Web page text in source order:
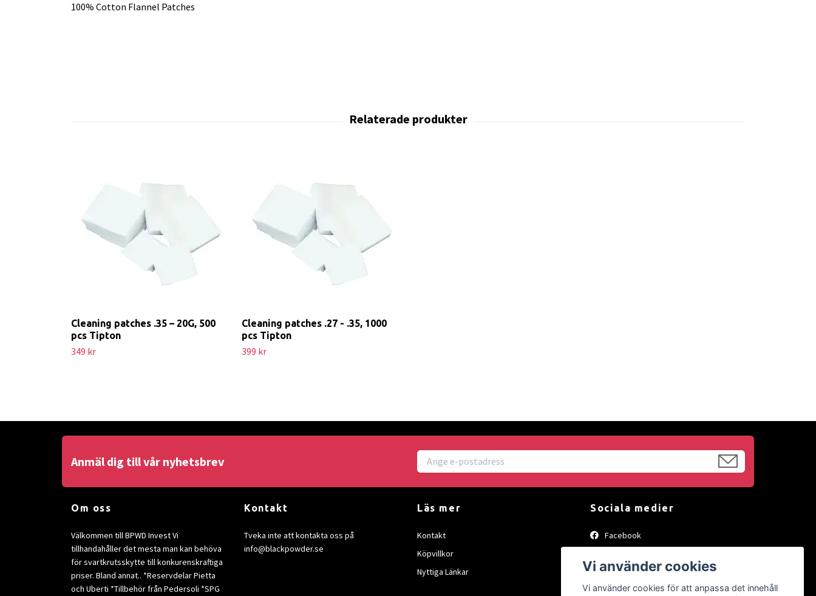
100% Cotton Flannel Patches
Cleaning patches .35 – 20G, 500
pcs Tipton
349 kr
Cleaning patches .27 - .35, 1000
pcs Tipton
399 kr
Anmäl dig till vår nyhetsbrev
Om oss
Välkommen till BPWD Invest Vi
tillhandahåller det mesta man kan behöva
för svartkrutsskytte till konkurenskraftiga
priser. Bland annat.. *Reservdelar Pietta
och Uberti *Tillbehör från Pedersoli *SPG
Kontakt
Tveka inte att kontakta oss på
info@blackpowder.se
Läs mer
Kontakt
Köpvillkor
Nyttiga Länkar
Sociala medier
Facebook
Vi använder cookies
Vi använder cookies för att anpassa det innehåll